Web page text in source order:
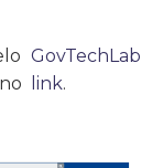
GovTechLab
link.